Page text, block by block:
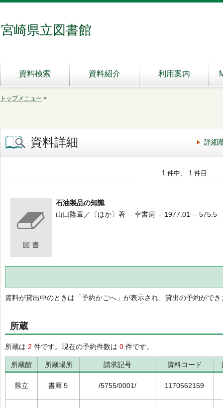
宮崎県立図書館
資料検索 資料紹介 利用案内
トップメニュー >
資料詳細 詳細
1 件中、 1 件目
石油製品の知識
山口隆章／〔ほか〕著 -- 幸書房 -- 1977.01 -- 575.5
資料が貸出中のときは「予約かごへ」が表示され、貸出の予約ができ
所蔵
所蔵は 2 件です。現在の予約件数は 0 件です。
所蔵館 所蔵場所 請求記号 資料コード
県立 書庫５ /5755/0001/ 1170562159